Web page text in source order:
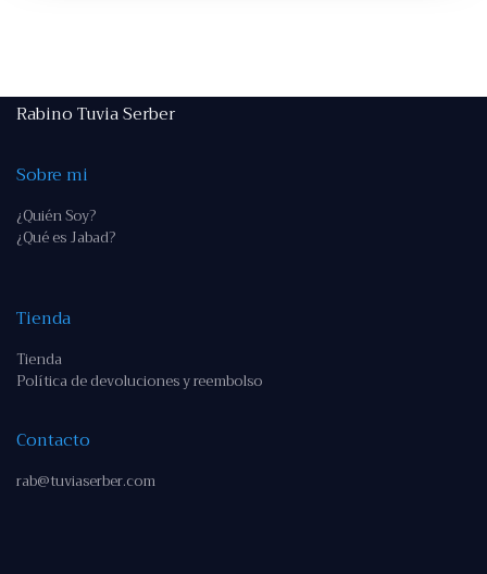
Rabino Tuvia Serber
Sobre mi
¿Quién Soy?
¿Qué es Jabad?
Tienda
Tienda
Política de devoluciones y reembolso
Contacto
rab@tuviaserber.com